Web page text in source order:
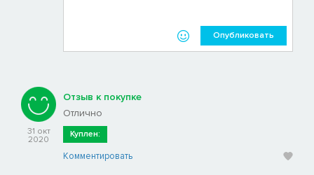
Опубликовать
31 окт
2020
Отзыв к покупке
Отлично
Куплен:
Комментировать